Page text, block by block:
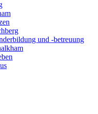
und -betreuung